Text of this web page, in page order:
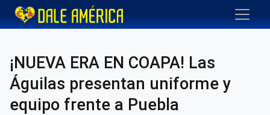
¡NUEVA ERA EN COAPA! Las
Águilas presentan uniforme y
equipo frente a Puebla